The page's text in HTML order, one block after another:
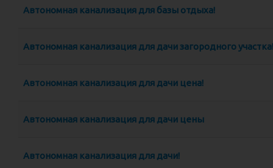
Автономная канализация для базы отдыха!
Автономная канализация для дачи загородного участка!
Автономная канализация для дачи цена!
Автономная канализация для дачи цены
Автономная канализация для дачи!